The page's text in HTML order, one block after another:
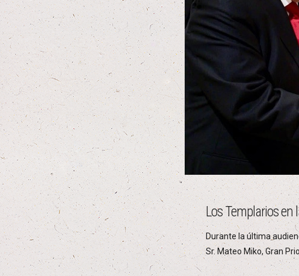
Los Templarios en
Durante la última
Sr. Mateo Miko, Gran